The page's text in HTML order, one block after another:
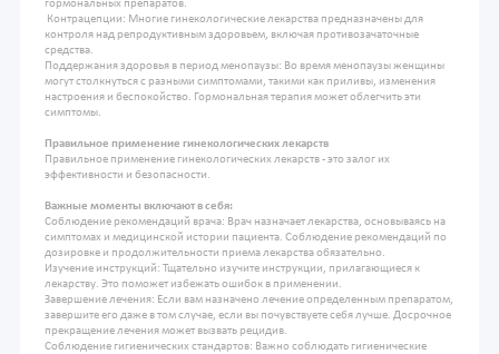
гормональных препаратов.
Контрацепции: Многие гинекологические лекарства предназначены для
контроля над репродуктивным здоровьем, включая противозачаточные
средства.
Поддержания здоровья в период менопаузы: Во время менопаузы женщины
могут столкнуться с разными симптомами, такими как приливы, изменения
настроения и беспокойство. Гормональная терапия может облегчить эти
симптомы.
Правильное применение гинекологических лекарств
Правильное применение гинекологических лекарств - это залог их
эффективности и безопасности.
Важные моменты включают в себя:
Соблюдение рекомендаций врача: Врач назначает лекарства, основываясь на
симптомах и медицинской истории пациента. Соблюдение рекомендаций по
дозировке и продолжительности приема лекарства обязательно.
Изучение инструкций: Тщательно изучите инструкции, прилагающиеся к
лекарству. Это поможет избежать ошибок в применении.
Завершение лечения: Если вам назначено лечение определенным препаратом,
завершите его даже в том случае, если вы почувствуете себя лучше. Досрочное
прекращение лечения может вызвать рецидив.
Соблюдение гигиенических стандартов: Важно соблюдать гигиенические